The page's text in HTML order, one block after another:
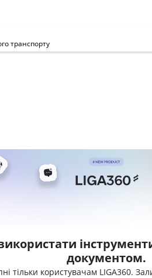
транспорту
документом.
тільки користувачам LIGA360.